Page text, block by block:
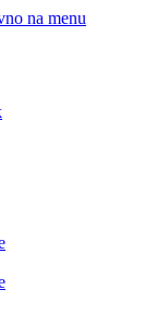
na menu